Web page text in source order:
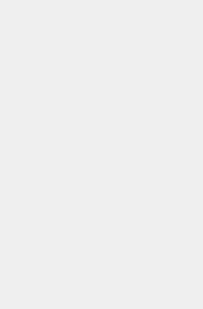
hattında 24 - 30
açıklandı.
yapılacaktır.
düzenlenen,
Terminal 2 işletme
23 Haziran 2024
Hatırlatmak
tarihli genel kurul